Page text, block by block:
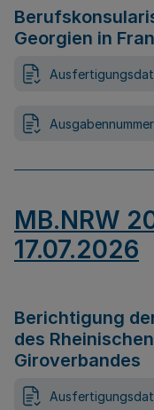
Georgien in
Ausgabennummer
MB.NRW
17.07.2026
Berichtigung
des
Giroverbandes